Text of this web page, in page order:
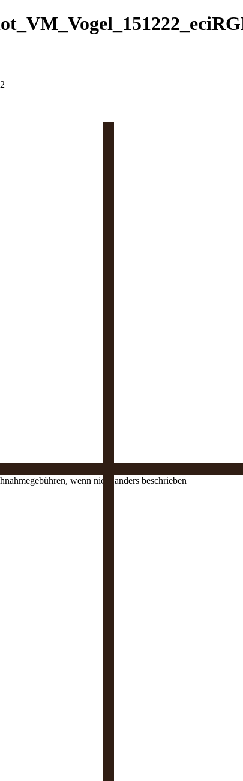
wenn nicht anders beschrieben